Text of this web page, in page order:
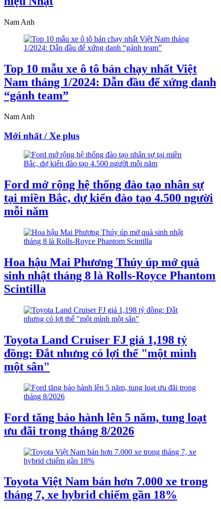
Nam Anh
Top 10 mẫu xe ô tô bán chạy nhất Việt
Nam tháng 1/2024: Dẫn đầu để xứng danh
“gánh team”
Nam Anh
Mới nhất / Xe plus
Ford mở rộng hệ thống đào tạo nhân sự
tại miền Bắc, dự kiến đào tạo 4.500 người
mỗi năm
Hoa hậu Mai Phương Thúy úp mở quà
sinh nhật tháng 8 là Rolls-Royce Phantom
Scintilla
Toyota Land Cruiser FJ giá 1,198 tỷ
đồng: Đắt nhưng có lợi thế "một mình
một sân"
Ford tăng bảo hành lên 5 năm, tung loạt
ưu đãi trong tháng 8/2026
Toyota Việt Nam bán hơn 7.000 xe trong
tháng 7, xe hybrid chiếm gần 18%